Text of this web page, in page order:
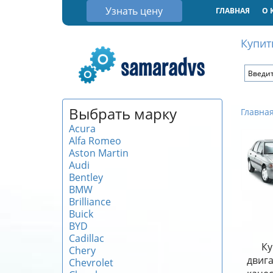
Узнать цену ГЛАВНАЯ О
Выбрать марку
Acura
Alfa Romeo
Aston Martin
Audi
Bentley
BMW
Brilliance
Buick
BYD
Cadillac
Chery
Chevrolet